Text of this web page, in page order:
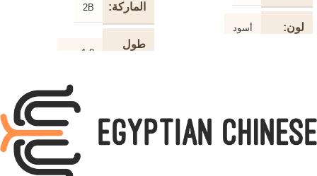
لون أسود
سرعة
الماركة 2B
طول
1.8 متر
أسود
HDMI